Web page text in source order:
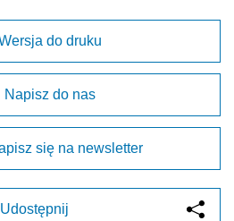
do druku
Napisz do nas
się na newsletter
Udostępnij